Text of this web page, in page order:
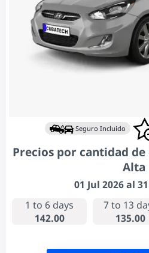
Seguro Incluido
Precios por cantidad
Alta
01 Jul 2026 al
1 to 6 days
142.00
7 to 13
135.00